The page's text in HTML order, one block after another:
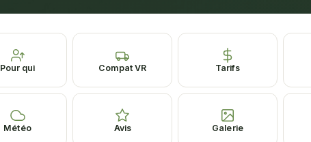
Pour qui Compat VR Tarifs
Météo Avis Galerie